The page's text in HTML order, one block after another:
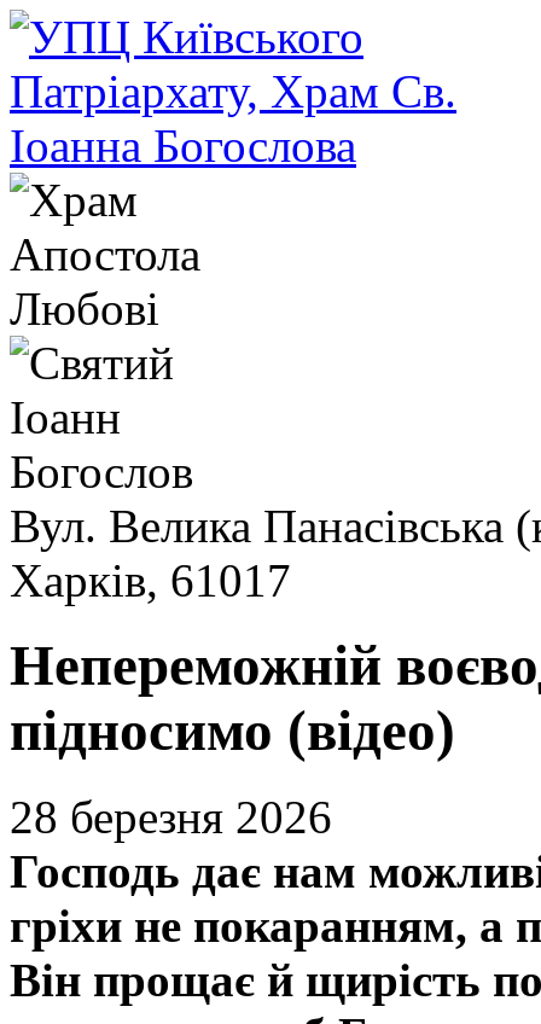
Вул. Велика Панасівська
Харків, 61017
Непереможній
підносимо (відео)
28 березня 2026
Господь дає нам
гріхи не покаранням, а
Він прощає й щирість